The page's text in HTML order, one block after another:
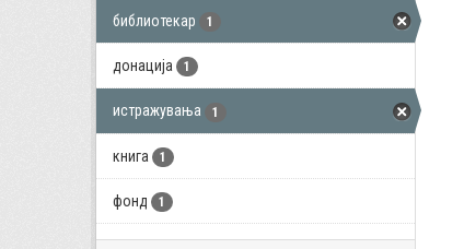
библиотекар 1
донација 1
истражувања 1
книга 1
фонд 1